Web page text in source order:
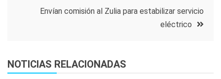
entradas
Envían comisión al Zulia para estabilizar servicio
eléctrico
NOTICIAS RELACIONADAS